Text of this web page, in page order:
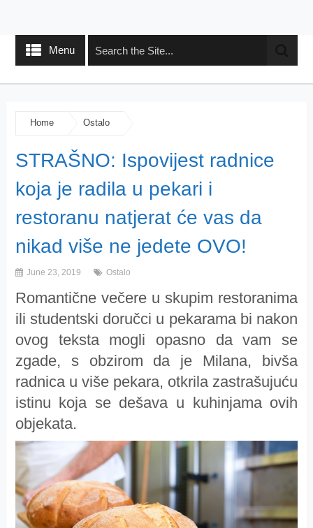
Menu
Home Ostalo
STRAŠNO: Ispovijest radnice
koja je radila u pekari i
restoranu natjerat će vas da
nikad više ne jedete OVO!
June 23, 2019 Ostalo
Romantične večere u skupim restoranima
ili studentski doručci u pekarama bi nakon
ovog teksta mogli opasno da vam se
zgade, s obzirom da je Milana, bivša
radnica u više pekara, otkrila zastrašujuću
istinu koja se dešava u kuhinjama ovih
objekata.